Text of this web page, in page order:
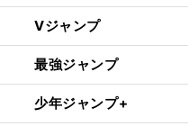
Vジャンプ
最強ジャンプ
少年ジャンプ+